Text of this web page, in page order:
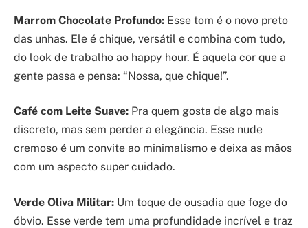
Marrom Chocolate Profundo: Esse tom é o novo preto
das unhas. Ele é chique, versátil e combina com tudo,
do look de trabalho ao happy hour. É aquela cor que a
gente passa e pensa: “Nossa, que chique!”.
Café com Leite Suave: Pra quem gosta de algo mais
discreto, mas sem perder a elegância. Esse nude
cremoso é um convite ao minimalismo e deixa as mãos
com um aspecto super cuidado.
Verde Oliva Militar: Um toque de ousadia que foge do
óbvio. Esse verde tem uma profundidade incrível e traz